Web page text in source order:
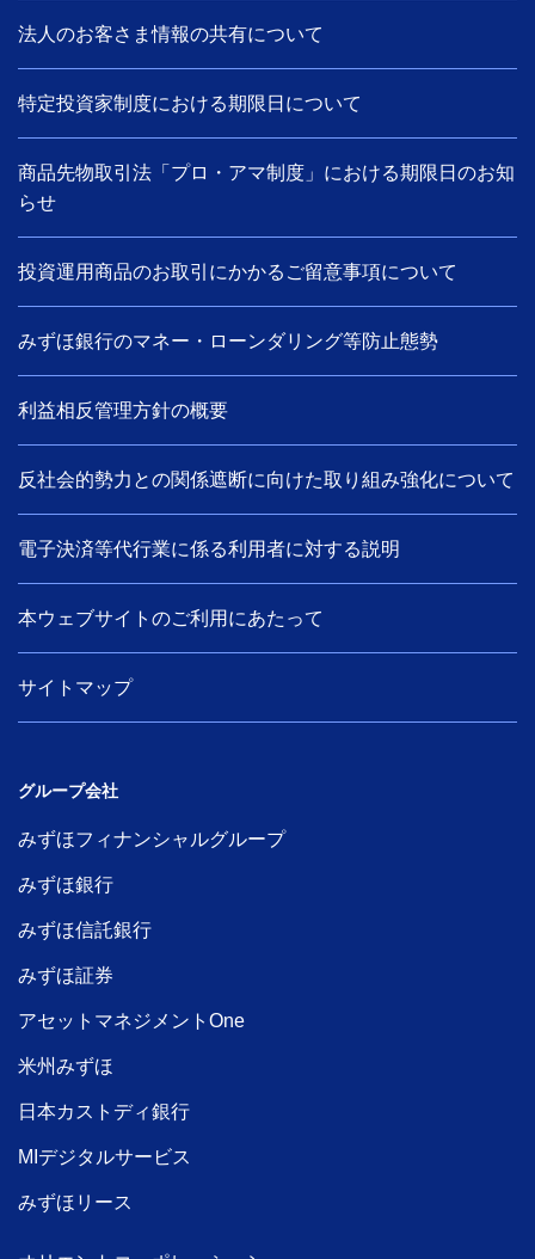
法人のお客さま情報の共有について
特定投資家制度における期限日について
商品先物取引法「プロ・アマ制度」における期限日のお知
らせ
投資運用商品のお取引にかかるご留意事項について
みずほ銀行のマネー・ローンダリング等防止態勢
利益相反管理方針の概要
反社会的勢力との関係遮断に向けた取り組み強化について
電子決済等代行業に係る利用者に対する説明
本ウェブサイトのご利用にあたって
サイトマップ
グループ会社
みずほフィナンシャルグループ
みずほ銀行
みずほ信託銀行
みずほ証券
アセットマネジメントOne
米州みずほ
日本カストディ銀行
MIデジタルサービス
みずほリース